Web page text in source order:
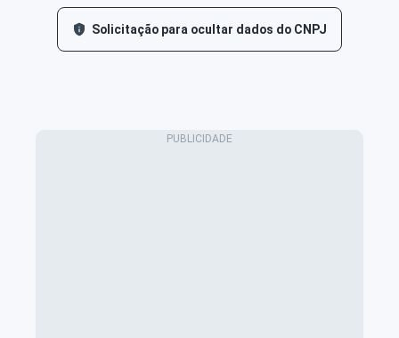
Solicitação para ocultar dados do CNPJ